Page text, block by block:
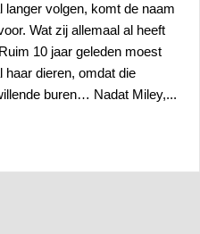
langer volgen, komt de naam
Wat zij allemaal al heeft
10 jaar geleden moest
dieren, omdat die
buren… Nadat Miley,...